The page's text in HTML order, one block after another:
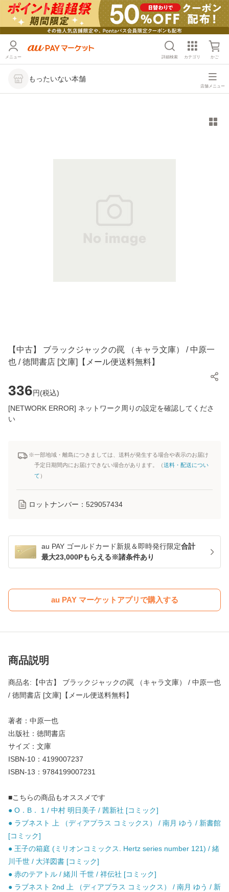
メニュー 詳細検索 カテゴリ かご
もったいない本舗
店舗メニュー
【中古】 ブラックジャックの罠 （キャラ文庫） / 中原一
也 / 徳間書店 [文庫]【メール便送料無料】
336円(税込)
[NETWORK ERROR] ネットワーク周りの設定を確認してくださ
い
※一部地域・離島につきましては、送料が発生する場合や表示のお届け
予定日期間内にお届けできない場合があります。（送料・配送につい
て ）
ロットナンバー： 529057434
au PAY ゴールドカード新規＆即時発行限定合計
最大23,000Pもらえる※諸条件あり
au PAY マーケットアプリで購入する
商品説明
商品名:【中古】 ブラックジャックの罠 （キャラ文庫） / 中原一也
/ 徳間書店 [文庫]【メール便送料無料】
著者：中原一也
出版社：徳間書店
サイズ：文庫
ISBN-10：4199007237
ISBN-13：9784199007231
■こちらの商品もオススメです
● O．B． 1 / 中村 明日美子 / 茜新社 [コミック]
● ラブネスト 上 （ディアプラス コミックス） / 南月 ゆう / 新書館
[コミック]
● 王子の箱庭 (ミリオンコミックス. Hertz series number 121) / 緒
川千世 / 大洋図書 [コミック]
● 赤のテアトル / 緒川 千世 / 祥伝社 [コミック]
● ラブネスト 2nd 上 （ディアプラス コミックス） / 南月 ゆう / 新